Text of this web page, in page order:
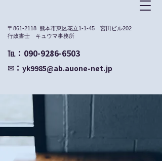
​℡：090-9286-6503
〒861-2118 熊本市東区花立1-1-45 宮田ビル202
​行政書士 キュウマ事務所
✉： yk9985@ab.auone-net.jp